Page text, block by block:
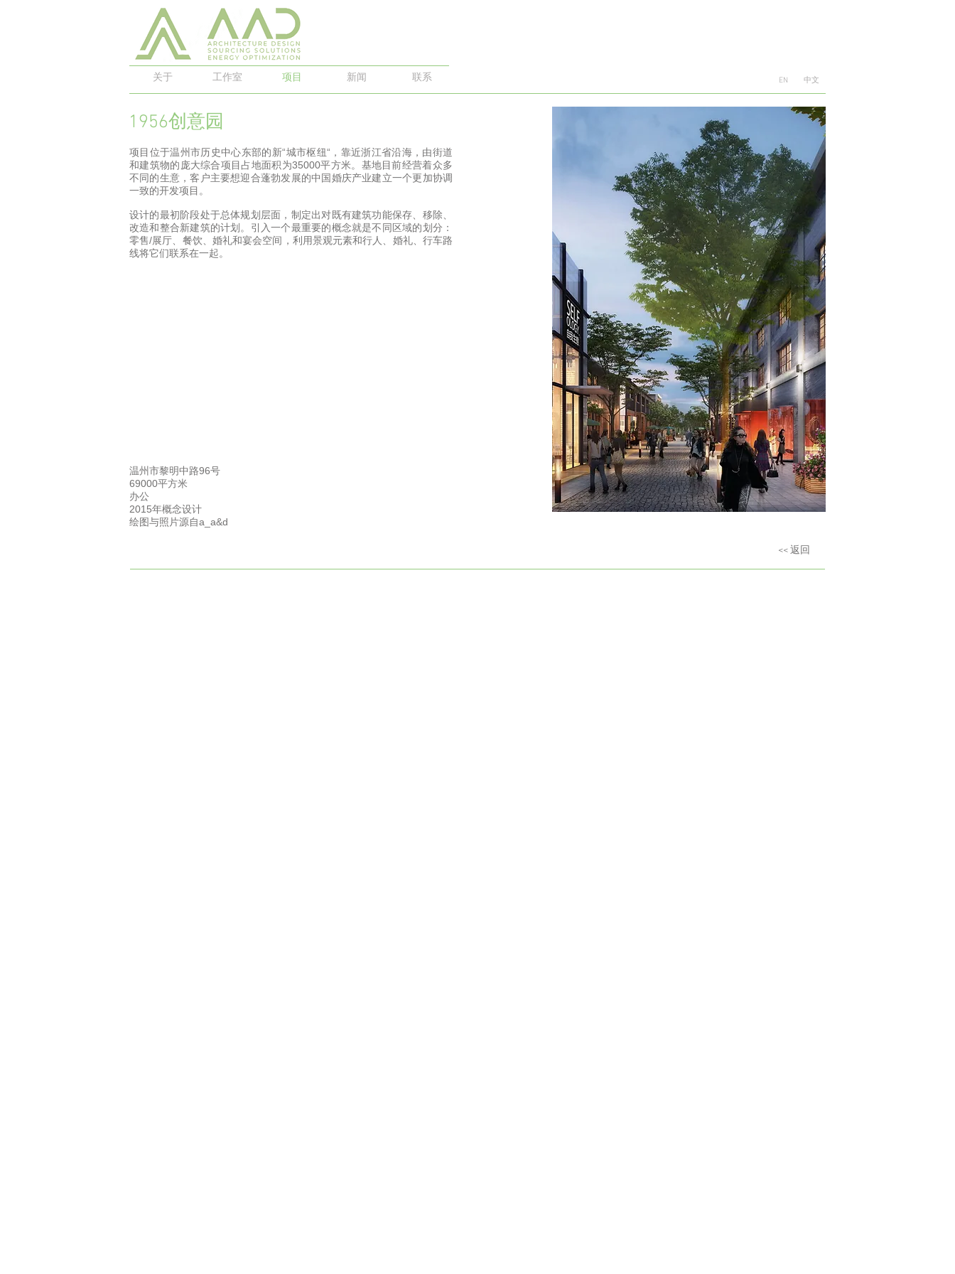
EN 中文
关于 工作室 项目 新闻 联系
1956创意园
项目位于温州市历史中心东部的新“城市枢纽“，靠近浙江省沿海，由街道
和建筑物的庞大综合项目占地面积为35000平方米。基地目前经营着众多
不同的生意，客户主要想迎合蓬勃发展的中国婚庆产业建立一个更加协调
一致的开发项目。
设计的最初阶段处于总体规划层面，制定出对既有建筑功能保存、移除、
改造和整合新建筑的计划。引入一个最重要的概念就是不同区域的划分：
零售/展厅、餐饮、婚礼和宴会空间，利用景观元素和行人、婚礼、行车路
线将它们联系在一起。
温州市黎明中路96号
69000平方米
办公
2015年概念设计
绘图与照片源自a_a&d
<< 返回